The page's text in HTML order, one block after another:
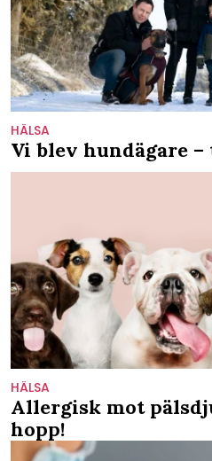
HÄLSA
Vi blev hundägare
HÄLSA
Allergisk mot
hopp!